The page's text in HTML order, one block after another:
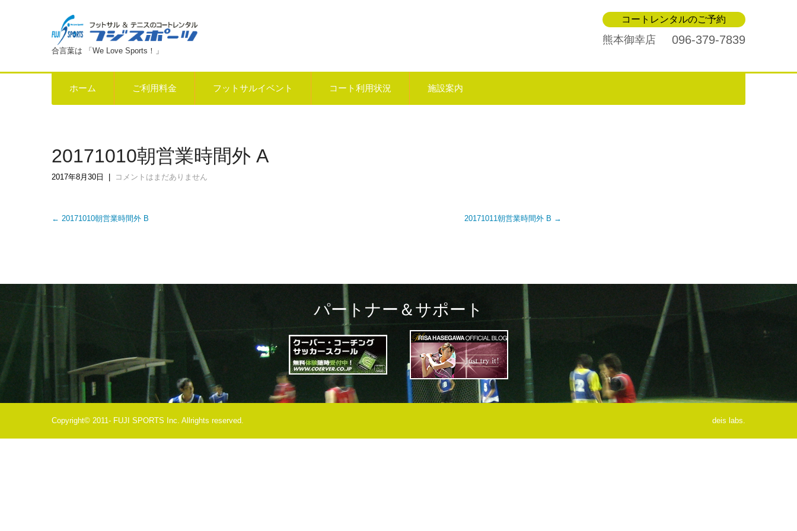
合言葉は 「We Love Sports！」
コートレンタルのご予約
熊本御幸店 096-379-7839
ホーム ご利用料金 フットサルイベント コート利用状況 施設案内
20171010朝営業時間外 A
2017年8月30日 コメントはまだありません
Post
← 20171010朝営業時間外 B 20171011朝営業時間外 B →
パートナー＆サポート
Copyright© 2011- FUJI SPORTS Inc. Allrights reserved. deis labs.